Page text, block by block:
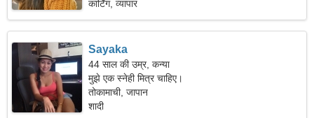
कार्टिंग, व्यापार
Sayaka
44 साल की उम्र, कन्या
मुझे एक स्नेही मित्र चाहिए।
तोकामाची, जापान
शादी